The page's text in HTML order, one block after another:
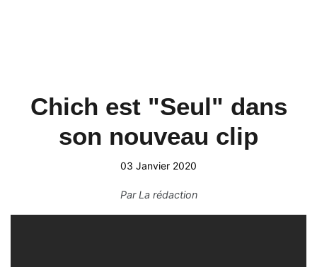
Chich est "Seul" dans
son nouveau clip
03 Janvier 2020
ParLa rédaction